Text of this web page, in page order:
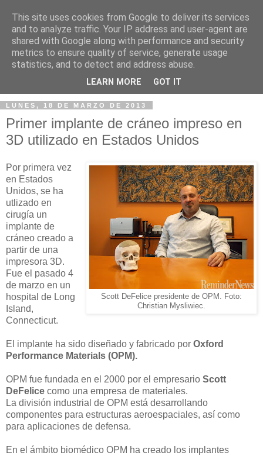
LUNES, 18 DE MARZO DE 2013
Primer implante de cráneo impreso en
3D utilizado en Estados Unidos
Scott DeFelice presidente de OPM. Foto:
Christian Mysliwiec.
Por primera vez
en Estados
Unidos, se ha
utlizado en
cirugía un
implante de
cráneo creado a
partir de una
impresora 3D.
Fue el pasado 4
de marzo en un
hospital de Long
Island,
Connecticut.
El implante ha sido diseñado y fabricado por Oxford
Performance Materials (OPM).
OPM fue fundada en el 2000 por el empresario Scott
DeFelice como una empresa de materiales.
La división industrial de OPM está desarrollando
componentes para estructuras aeroespaciales, así como
para aplicaciones de defensa.
En el ámbito biomédico OPM ha creado los implantes
This site uses cookies from Google to deliver its services
and to analyze traffic. Your IP address and user-agent are
shared with Google along with performance and security
metrics to ensure quality of service, generate usage
statistics, and to detect and address abuse.
LEARN MORE GOT IT